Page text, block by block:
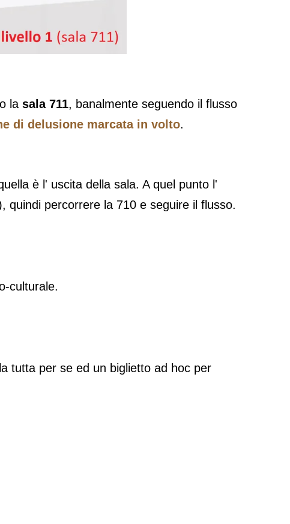
la sala 711, banalmente seguendo il flusso
di delusione marcata in volto.
è l' uscita della sala. A quel punto l'
quindi percorrere la 710 e seguire il flusso.
culturale.
tutta per se ed un biglietto ad hoc per